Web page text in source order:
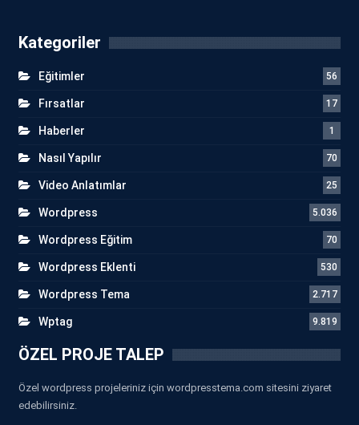
Kategoriler
Eğitimler 56
Fırsatlar 17
Haberler 1
Nasıl Yapılır 70
Video Anlatımlar 25
Wordpress 5.036
Wordpress Eğitim 70
Wordpress Eklenti 530
Wordpress Tema 2.717
Wptag 9.819
ÖZEL PROJE TALEP
Özel wordpress projeleriniz için wordpresstema.com sitesini ziyaret
edebilirsiniz.